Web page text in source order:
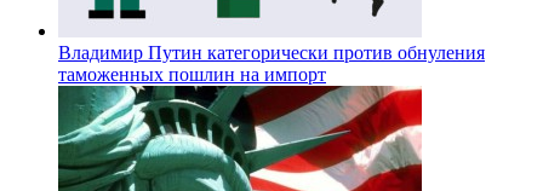
Владимир Путин категорически против обнуления
таможенных пошлин на импорт